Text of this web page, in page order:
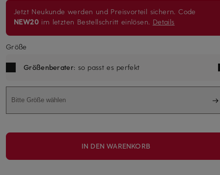
Jetzt Neukunde werden und Preisvorteil sichern. Code
NEW20 im letzten Bestellschritt einlösen. Details
Größe
Größenberater: so passt es perfekt
Bitte Größe wählen
IN DEN WARENKORB